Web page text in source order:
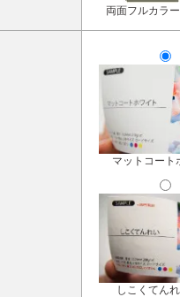
両面フルカラー
マットコート
しこくてん